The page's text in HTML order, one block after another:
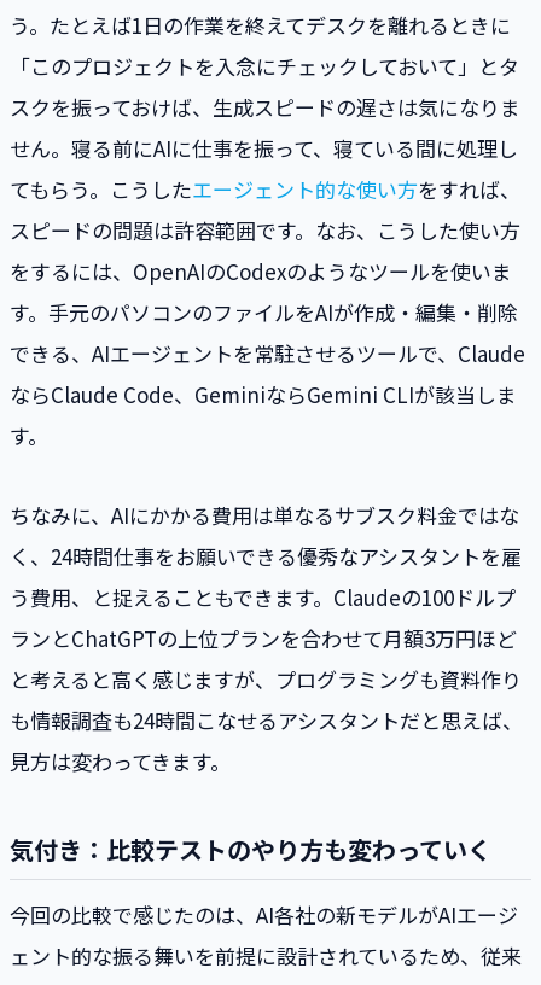
う。たとえば1日の作業を終えてデスクを離れるときに
「このプロジェクトを入念にチェックしておいて」とタ
スクを振っておけば、生成スピードの遅さは気になりま
せん。寝る前にAIに仕事を振って、寝ている間に処理し
てもらう。こうしたエージェント的な使い方をすれば、
スピードの問題は許容範囲です。なお、こうした使い方
をするには、OpenAIのCodexのようなツールを使いま
す。手元のパソコンのファイルをAIが作成・編集・削除
できる、AIエージェントを常駐させるツールで、Claude
ならClaude Code、GeminiならGemini CLIが該当しま
す。
ちなみに、AIにかかる費用は単なるサブスク料金ではな
く、24時間仕事をお願いできる優秀なアシスタントを雇
う費用、と捉えることもできます。Claudeの100ドルプ
ランとChatGPTの上位プランを合わせて月額3万円ほど
と考えると高く感じますが、プログラミングも資料作り
も情報調査も24時間こなせるアシスタントだと思えば、
見方は変わってきます。
気付き：比較テストのやり方も変わっていく
今回の比較で感じたのは、AI各社の新モデルがAIエージ
ェント的な振る舞いを前提に設計されているため、従来